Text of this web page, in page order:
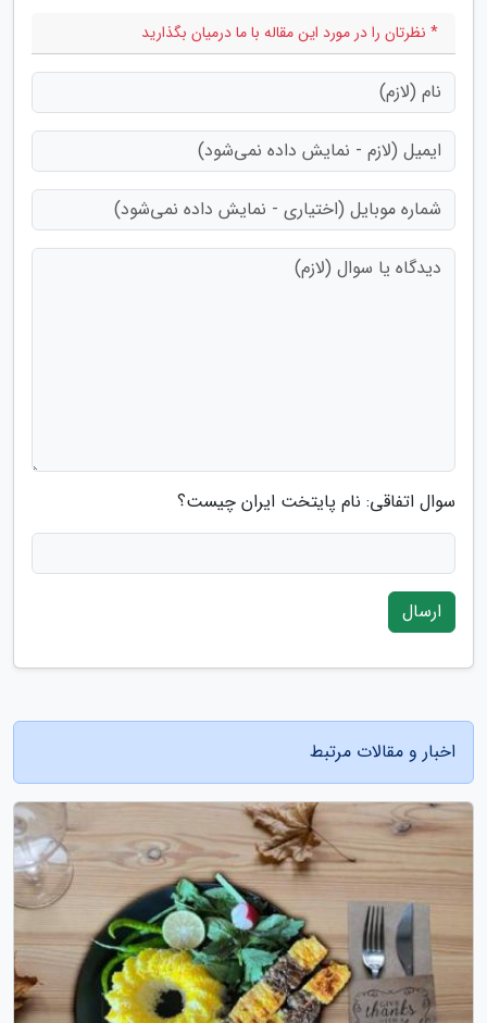
* نظرتان را در مورد این مقاله با ما درمیان بگذارید
سوال اتفاقی: نام پایتخت ایران چیست؟
ارسال
اخبار و مقالات مرتبط